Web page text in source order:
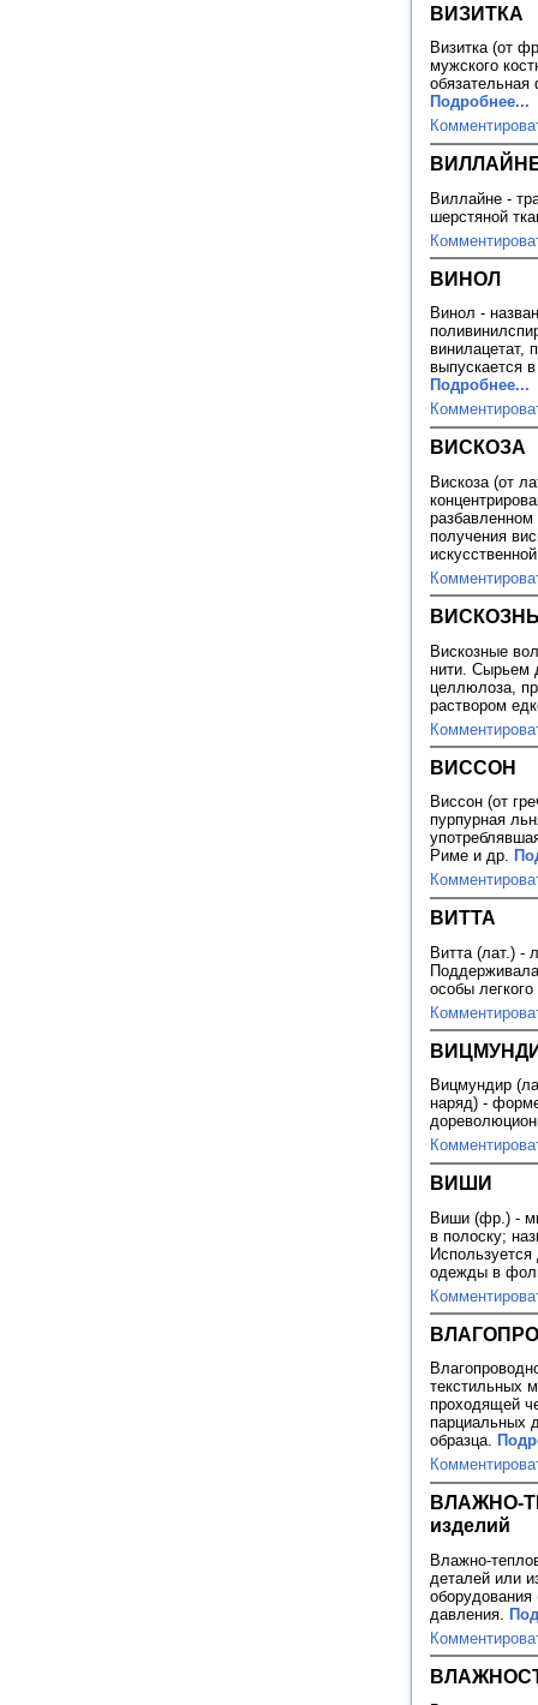
ВИЗИТКА
Визитка (от
мужского
Подробнее...
Виллайне -
шерстяной
ВИНОЛ
Винол -
винилацетат,
выпускается
Подробнее...
ВИСКОЗА
Вискоза (от
получения
Вискозные
нити. Сырьем
целлюлоза,
раствором
ВИССОН
Виссон (от
пурпурная
Риме и др.
ВИТТА
Витта (лат.) -
особы
Вицмундир
наряд) -
ВИШИ
Виши (фр.) -
в полоску;
одежды в
текстильных
проходящей
парциальных
образца.
ВЛАЖНО-
изделий
Влажно-
деталей или
оборудования
давления.